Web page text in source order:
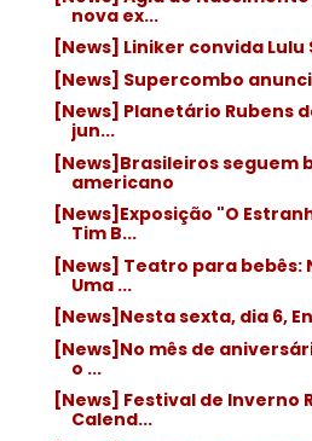
nova ex...
[News] Liniker convida Lulu
[News] Supercombo
[News] Planetário Rubens
jun...
[News]Brasileiros seguem
americano
[News]Exposição "O
Tim B...
[News] Teatro para bebês:
Uma ...
[News]Nesta sexta, dia 6,
[News]No mês de
o ...
[News] Festival de Inverno
Calend...